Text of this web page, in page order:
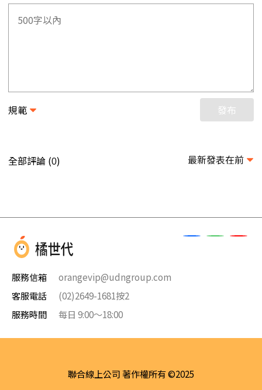
規範 發布
全部評論 (0) 最新發表在前
服務信箱
orangevip@udngroup.com
客服電話
(02)2649-1681按2
服務時間
每日 9:00～18:00
聯合線上公司 著作權所有 ©2025